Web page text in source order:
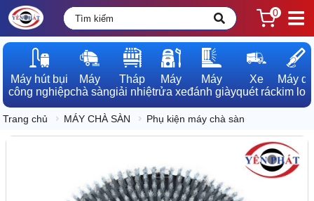
0
Máy hút bụi
công nghiệp
Máy
chà sàn
Tháp
giải nhiệt
Máy
rửa xe
Máy
đánh giày
Xe
quét rác
Máy dò
kim loại
Trang chủ MÁY CHÀ SÀN Phụ kiện máy chà sàn